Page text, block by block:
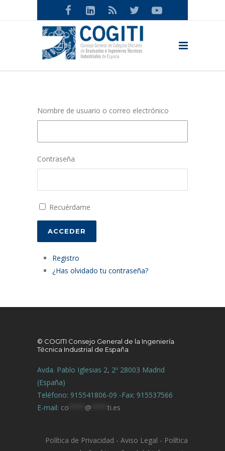
Nombre de usuario o correo electrónico
Contraseña
Recuérdame
ACCEDER
Registro
¿Has olvidado tu contraseña?
© COGITI Consejo General de la Ingeniería
Técnica Industrial de España
Avda. Pablo Iglesias 2, 2º 28003 Madrid
(España)
Teléfono: 915541806-09 -Fax: 915537566
E-mail: co @ ti.es
Política de Privacidad - Aviso Legal - Política